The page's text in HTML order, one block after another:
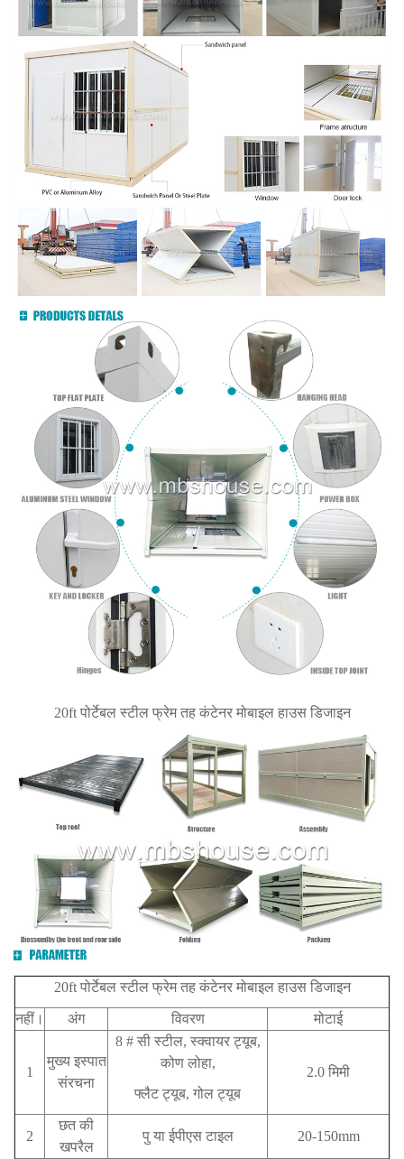
20ft पोर्टेबल स्टील फ्रेम तह कंटेनर मोबाइल हाउस डिजाइन
20ft पोर्टेबल स्टील फ्रेम तह कंटेनर मोबाइल हाउस डिजाइन
नहीं। अंग विवरण मोटाई
1
मुख्य इस्पात
संरचना
8 # सी स्टील, स्क्वायर ट्यूब,
कोण लोहा,
फ्लैट ट्यूब, गोल ट्यूब
2.0 मिमी
2
छत की
खपरैल
पु या ईपीएस टाइल 20-150mm